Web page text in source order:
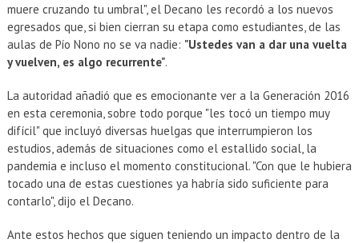
muere cruzando tu umbral", el Decano les recordó a los nuevos
egresados que, si bien cierran su etapa como estudiantes, de las
aulas de Pío Nono no se va nadie: "Ustedes van a dar una vuelta
y vuelven, es algo recurrente".
La autoridad añadió que es emocionante ver a la Generación 2016
en esta ceremonia, sobre todo porque "les tocó un tiempo muy
difícil" que incluyó diversas huelgas que interrumpieron los
estudios, además de situaciones como el estallido social, la
pandemia e incluso el momento constitucional. "Con que le hubiera
tocado una de estas cuestiones ya habría sido suficiente para
contarlo", dijo el Decano.
Ante estos hechos que siguen teniendo un impacto dentro de la